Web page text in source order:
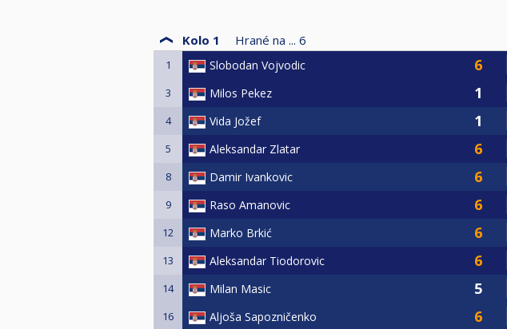
Kolo 1 Hrané na ... 6
1 Slobodan Vojvodic
3 Milos Pekez
4 Vida Jožef
5 Aleksandar Zlatar
8 Damir Ivankovic
9 Raso Amanovic
12 Marko Brkić
13 Aleksandar Tiodorovic
14 Milan Masic
16 Aljoša Sapozničenko